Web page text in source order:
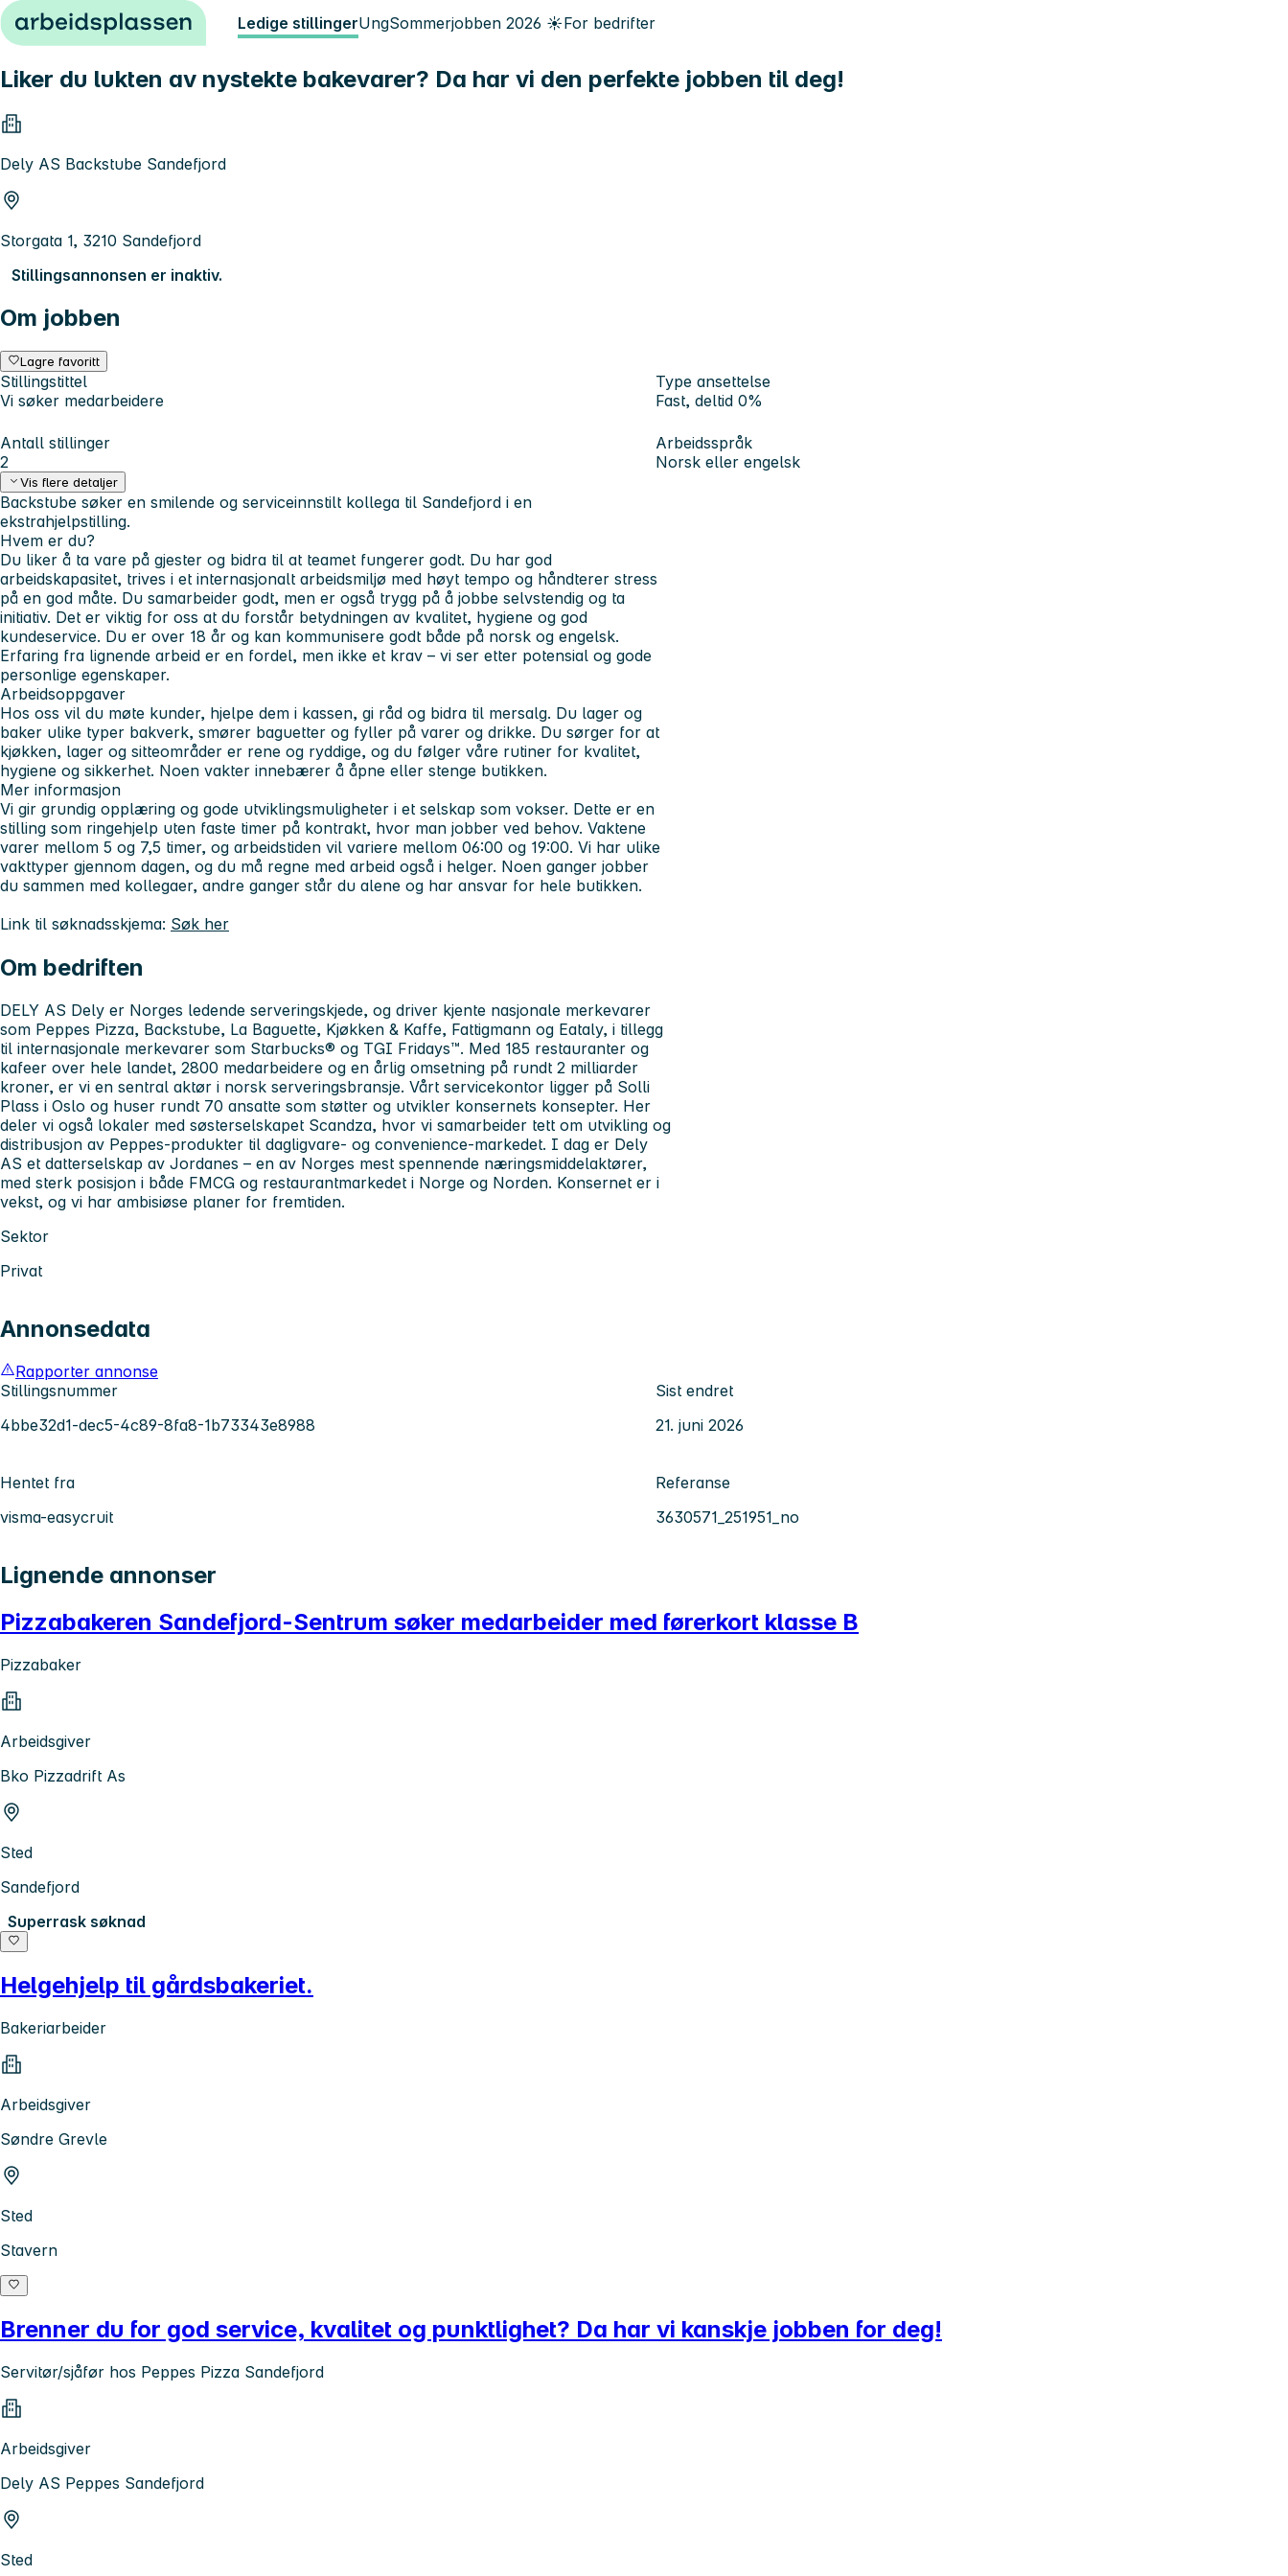
Hopp til innhold Ledige stillingerUngSommerjobben 2026 ☀️For bedrifter
Liker du lukten av nystekte bakevarer? Da har vi den perfekte jobben til deg!
Dely AS Backstube Sandefjord
Storgata 1, 3210 Sandefjord
Stillingsannonsen er inaktiv.
Om jobben
Lagre favoritt
Stillingstittel
Vi søker medarbeidere
Type ansettelse
Fast, deltid 0%
Antall stillinger
2
Arbeidsspråk
Norsk eller engelsk
Vis flere detaljer
Backstube søker en smilende og serviceinnstilt kollega til Sandefjord i en
ekstrahjelpstilling.
Hvem er du?
Du liker å ta vare på gjester og bidra til at teamet fungerer godt. Du har god
arbeidskapasitet, trives i et internasjonalt arbeidsmiljø med høyt tempo og håndterer stress
på en god måte. Du samarbeider godt, men er også trygg på å jobbe selvstendig og ta
initiativ. Det er viktig for oss at du forstår betydningen av kvalitet, hygiene og god
kundeservice. Du er over 18 år og kan kommunisere godt både på norsk og engelsk.
Erfaring fra lignende arbeid er en fordel, men ikke et krav – vi ser etter potensial og gode
personlige egenskaper.
Arbeidsoppgaver
Hos oss vil du møte kunder, hjelpe dem i kassen, gi råd og bidra til mersalg. Du lager og
baker ulike typer bakverk, smører baguetter og fyller på varer og drikke. Du sørger for at
kjøkken, lager og sitteområder er rene og ryddige, og du følger våre rutiner for kvalitet,
hygiene og sikkerhet. Noen vakter innebærer å åpne eller stenge butikken.
Mer informasjon
Vi gir grundig opplæring og gode utviklingsmuligheter i et selskap som vokser. Dette er en
stilling som ringehjelp uten faste timer på kontrakt, hvor man jobber ved behov. Vaktene
varer mellom 5 og 7,5 timer, og arbeidstiden vil variere mellom 06:00 og 19:00. Vi har ulike
vakttyper gjennom dagen, og du må regne med arbeid også i helger. Noen ganger jobber
du sammen med kollegaer, andre ganger står du alene og har ansvar for hele butikken.
Link til søknadsskjema: Søk her
Om bedriften
DELY AS Dely er Norges ledende serveringskjede, og driver kjente nasjonale merkevarer
som Peppes Pizza, Backstube, La Baguette, Kjøkken & Kaffe, Fattigmann og Eataly, i tillegg
til internasjonale merkevarer som Starbucks® og TGI Fridays™. Med 185 restauranter og
kafeer over hele landet, 2800 medarbeidere og en årlig omsetning på rundt 2 milliarder
kroner, er vi en sentral aktør i norsk serveringsbransje. Vårt servicekontor ligger på Solli
Plass i Oslo og huser rundt 70 ansatte som støtter og utvikler konsernets konsepter. Her
deler vi også lokaler med søsterselskapet Scandza, hvor vi samarbeider tett om utvikling og
distribusjon av Peppes-produkter til dagligvare- og convenience-markedet. I dag er Dely
AS et datterselskap av Jordanes – en av Norges mest spennende næringsmiddelaktører,
med sterk posisjon i både FMCG og restaurantmarkedet i Norge og Norden. Konsernet er i
vekst, og vi har ambisiøse planer for fremtiden.
Sektor
Privat
Annonsedata
Rapporter annonse
Stillingsnummer
4bbe32d1-dec5-4c89-8fa8-1b73343e8988
Sist endret
21. juni 2026
Hentet fra
visma-easycruit
Referanse
3630571_251951_no
Lignende annonser
Pizzabakeren Sandefjord-Sentrum søker medarbeider med førerkort klasse B
Pizzabaker
Arbeidsgiver
Bko Pizzadrift As
Sted
Sandefjord
Superrask søknad
Helgehjelp til gårdsbakeriet.
Bakeriarbeider
Arbeidsgiver
Søndre Grevle
Sted
Stavern
Brenner du for god service, kvalitet og punktlighet? Da har vi kanskje jobben for deg!
Servitør/sjåfør hos Peppes Pizza Sandefjord
Arbeidsgiver
Dely AS Peppes Sandefjord
Sted